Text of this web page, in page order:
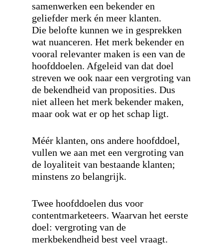
samenwerken een bekender en
geliefder merk én meer klanten.
Die belofte kunnen we in gesprekken
wat nuanceren. Het merk bekender en
vooral relevanter maken is een van de
hoofddoelen. Afgeleid van dat doel
streven we ook naar een vergroting van
de bekendheid van proposities. Dus
niet alleen het merk bekender maken,
maar ook wat er op het schap ligt.
Méér klanten, ons andere hoofddoel,
vullen we aan met een vergroting van
de loyaliteit van bestaande klanten;
minstens zo belangrijk.
Twee hoofddoelen dus voor
contentmarketeers. Waarvan het eerste
doel: vergroting van de
merkbekendheid best veel vraagt.